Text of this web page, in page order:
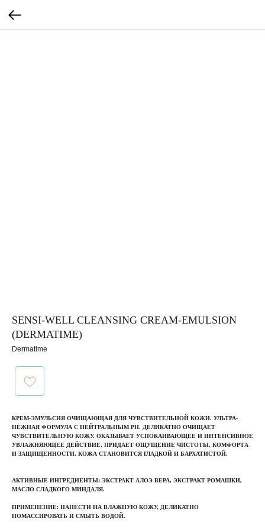
SENSI-WELL CLEANSING CREAM-EMULSION
(DERMATIME)
Dermatime
КРЕМ-ЭМУЛЬСИЯ ОЧИЩАЮЩАЯ ДЛЯ ЧУВСТВИТЕЛЬНОЙ КОЖИ. УЛЬТРА-
НЕЖНАЯ ФОРМУЛА С НЕЙТРАЛЬНЫМ РН. ДЕЛИКАТНО ОЧИЩАЕТ
ЧУВСТВИТЕЛЬНУЮ КОЖУ. ОКАЗЫВАЕТ УСПОКАИВАЮЩЕЕ И ИНТЕНСИВНОЕ
УВЛАЖНЯЮЩЕЕ ДЕЙСТВИЕ, ПРИДАЕТ ОЩУЩЕНИЕ ЧИСТОТЫ, КОМФОРТА
И ЗАЩИЩЕННОСТИ. КОЖА СТАНОВИТСЯ ГЛАДКОЙ И БАРХАТИСТОЙ.
АКТИВНЫЕ ИНГРЕДИЕНТЫ: ЭКСТРАКТ АЛОЭ ВЕРА, ЭКСТРАКТ РОМАШКИ,
МАСЛО СЛАДКОГО МИНДАЛЯ.
ПРИМЕНЕНИЕ: НАНЕСТИ НА ВЛАЖНУЮ КОЖУ, ДЕЛИКАТНО
ПОМАССИРОВАТЬ И СМЫТЬ ВОДОЙ.